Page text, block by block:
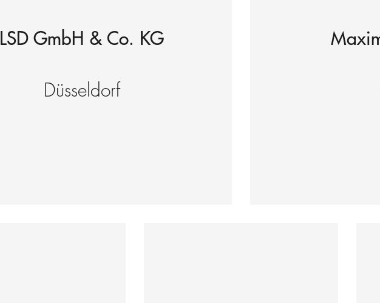
LSD GmbH & Co. KG
Düsseldorf